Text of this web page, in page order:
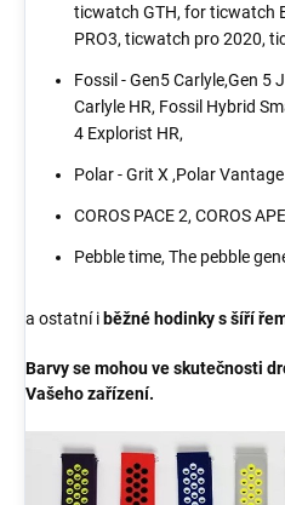
ticwatch GTH, for ticwatch
PRO3, ticwatch pro 2020,
Fossil - Gen5 Carlyle,Gen 5
Carlyle HR, Fossil Hybrid
4 Explorist HR,
Polar - Grit X ,Polar
COROS PACE 2, COROS
Pebble time, The pebble
a ostatní i běžné hodinky s šíří
Barvy se mohou ve skutečnosti
Vašeho zařízení.